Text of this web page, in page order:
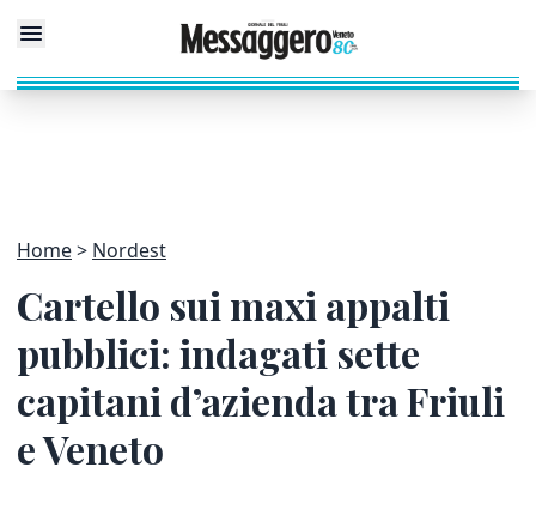
Home Nordest
Cartello sui maxi appalti
pubblici: indagati sette
capitani d’azienda tra Friuli
e Veneto